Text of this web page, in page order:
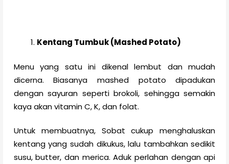
Kentang Tumbuk (Mashed Potato)
Menu yang satu ini dikenal lembut dan mudah
dicerna. Biasanya mashed potato dipadukan
dengan sayuran seperti brokoli, sehingga semakin
kaya akan vitamin C, K, dan folat.
Untuk membuatnya, Sobat cukup menghaluskan
kentang yang sudah dikukus, lalu tambahkan sedikit
susu, butter, dan merica. Aduk perlahan dengan api